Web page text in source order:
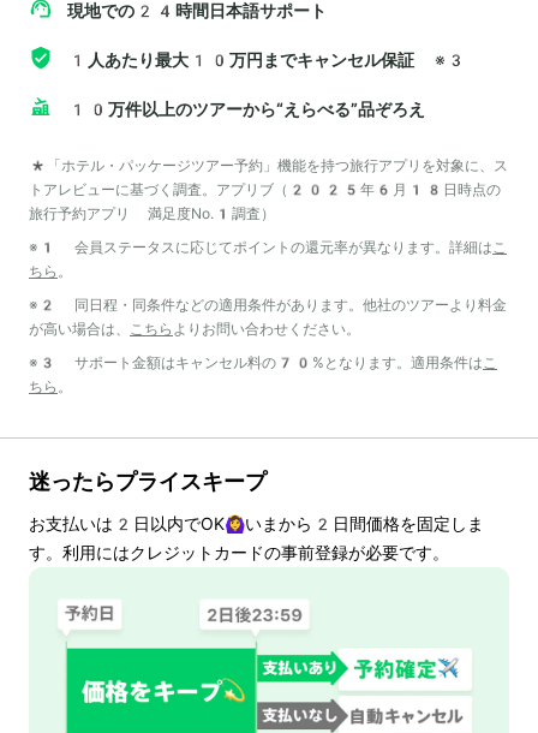
現地での24時間日本語サポート
1人あたり最大10万円までキャンセル保証 ※3
10万件以上のツアーから“えらべる”品ぞろえ
*「ホテル・パッケージツアー予約」機能を持つ旅行アプリを対象に、ス
トアレビューに基づく調査。アプリブ（2025年6月18日時点の
旅行予約アプリ 満足度No.1調査）
※1 会員ステータスに応じてポイントの還元率が異なります。詳細は こ
ちら 。
※2 同日程・同条件などの適用条件があります。他社のツアーより料金
が高い場合は、
こちら よりお問い合わせください。
※3 サポート金額はキャンセル料の70%となります。適用条件は こ
ちら 。
迷ったらプライスキープ
お支払いは 2 日以内でOK🙆‍♀️いまから 2 日間価格を固定しま
す。利用にはクレジットカードの事前登録が必要です。